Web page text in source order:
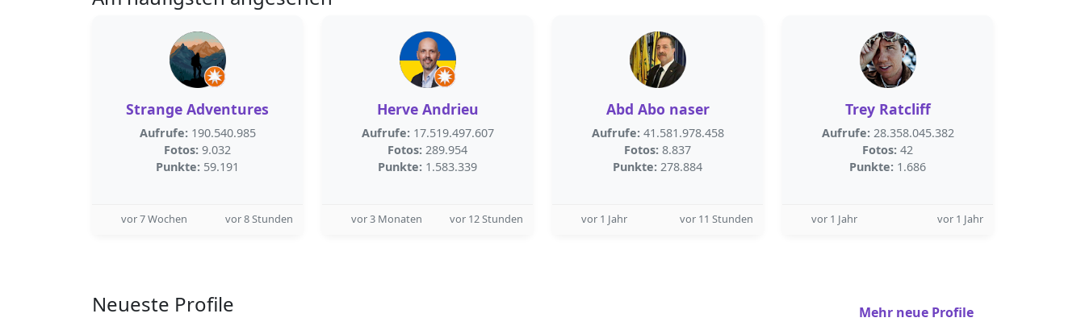
Strange Adventures
Aufrufe: 190.540.985
Fotos: 9.032
Punkte: 59.191
vor 7 Wochen vor 8 Stunden
Herve Andrieu
Aufrufe: 17.519.497.607
Fotos: 289.954
Punkte: 1.583.339
vor 3 Monaten vor 12 Stunden
Abd Abo naser
Aufrufe: 41.581.978.458
Fotos: 8.837
Punkte: 278.884
vor 1 Jahr vor 11 Stunden
Trey Ratcliff
Aufrufe: 28.358.045.382
Fotos: 42
Punkte: 1.686
vor 1 Jahr vor 1 Jahr
Neueste Profile Mehr neue Profile